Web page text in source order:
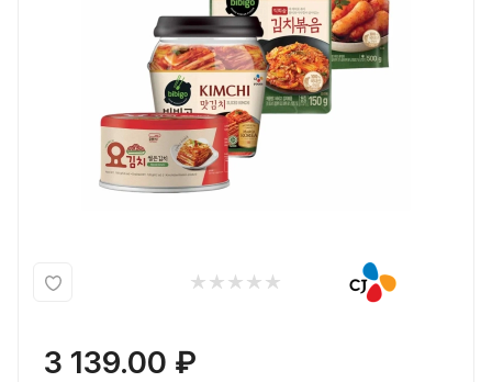
3 139.00 ₽